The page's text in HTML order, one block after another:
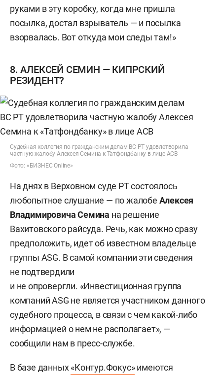
руками в эту коробку, когда мне пришла
посылка, достал взрыватель — и посылка
взорвалась. Вот откуда мои следы там!»
8. АЛЕКСЕЙ СЕМИН — КИПРСКИЙ
РЕЗИДЕНТ?
Судебная коллегия по гражданским делам ВС РТ удовлетворила
частную жалобу Алексея Семина к Татфондбанку в лице АСВ
Фото: «БИЗНЕС Online»
На днях в Верховном суде РТ состоялось
любопытное слушание — по жалобе Алексея
Владимировича Семина на решение
Вахитовского райсуда. Речь, как можно сразу
предположить, идет об известном владельце
группы ASG. В самой компании эти сведения
не подтвердили
и не опровергли. «Инвестиционная группа
компаний ASG не является участником данного
судебного процесса, в связи с чем какой-либо
информацией о нем не располагает», —
сообщили нам в пресс-службе.
В базе данных«Контур.Фокус»имеются